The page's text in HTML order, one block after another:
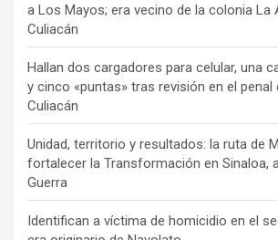
a Los Mayos; era vecino de la colonia La
Culiacán
Hallan dos cargadores para celular, una
y cinco «puntas» tras revisión en el penal
Culiacán
Unidad, territorio y resultados: la ruta de
fortalecer la Transformación en Sinaloa,
Guerra
Identifican a víctima de homicidio en el